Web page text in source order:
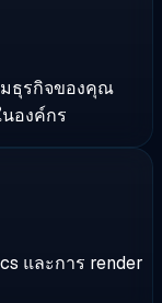
ยใน ๑ วันทำการ
มธุรกิจของคุณ
องค์กร
และการ render